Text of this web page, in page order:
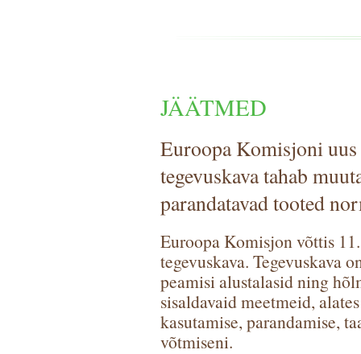
JÄÄTMED
Euroopa Komisjoni
tegevuskava tahab
parandatavad tooted
Euroopa Komisjon võttis
tegevuskava. Tegevuskava
peamisi alustalasid ning
sisaldavaid meetmeid,
kasutamise, parandamise,
võtmiseni.